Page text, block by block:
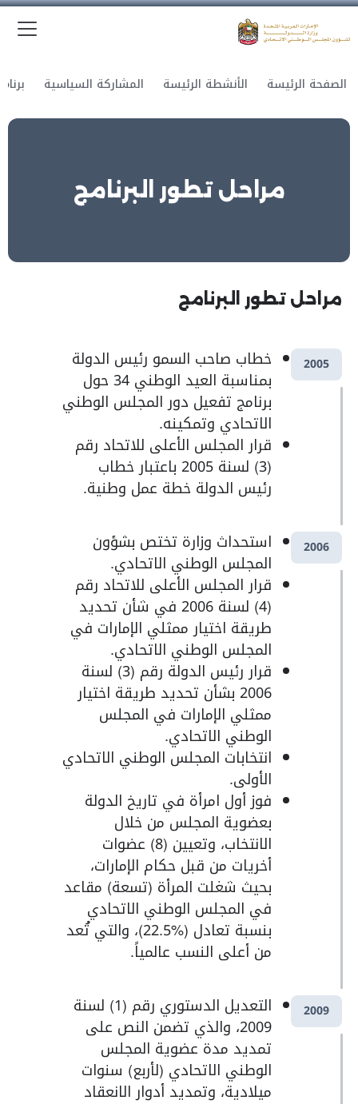
الصفحة الرئيسة الأنشطة الرئيسة المشاركة السياسية
مراحل تطور البرنامج
مراحل تطور البرنامج
2005 خطاب صاحب السمو رئيس الدولة
بمناسبة العيد الوطني 34 حول
برنامج تفعيل دور المجلس الوطني
الاتحادي وتمكينه.
قرار المجلس الأعلى للاتحاد رقم
(3) لسنة 2005 باعتبار خطاب
رئيس الدولة خطة عمل وطنية.
2006 استحداث وزارة تختص بشؤون
المجلس الوطني الاتحادي.
قرار المجلس الأعلى للاتحاد رقم
(4) لسنة 2006 في شأن تحديد
طريقة اختيار ممثلي الإمارات في
المجلس الوطني الاتحادي.
قرار رئيس الدولة رقم (3) لسنة
2006 بشأن تحديد طريقة اختيار
ممثلي الإمارات في المجلس
الوطني الاتحادي.
انتخابات المجلس الوطني الاتحادي
الأولى.
فوز أول امرأة في تاريخ الدولة
بعضوية المجلس من خلال
الانتخاب، وتعيين (8) عضوات
أخريات من قبل حكام الإمارات،
بحيث شغلت المرأة (تسعة) مقاعد
في المجلس الوطني الاتحادي
بنسبة تعادل (%22.5)، والتي تُعد
من أعلى النسب عالمياً.
2009 التعديل الدستوري رقم (1) لسنة
2009، والذي تضمن النص على
تمديد مدة عضوية المجلس
الوطني الاتحادي (لأربع) سنوات
ميلادية، وتمديد أدوار الانعقاد